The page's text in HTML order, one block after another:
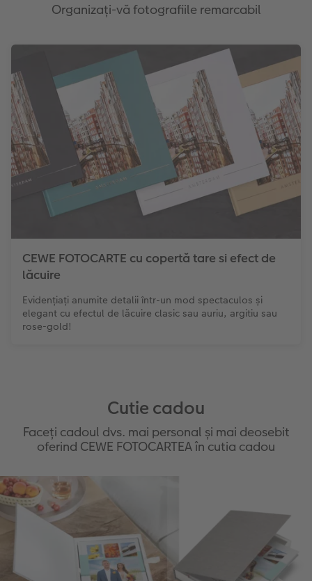
Organizați-vă fotografiile remarcabil
CEWE FOTOCARTE cu copertă tare si efect de
lăcuire
Evidențiați anumite detalii într-un mod spectaculos și
elegant cu efectul de lăcuire clasic sau auriu, argitiu sau
rose-gold!
Cutie cadou
Faceți cadoul dvs. mai personal și mai deosebit
oferind CEWE FOTOCARTEA în cutia cadou